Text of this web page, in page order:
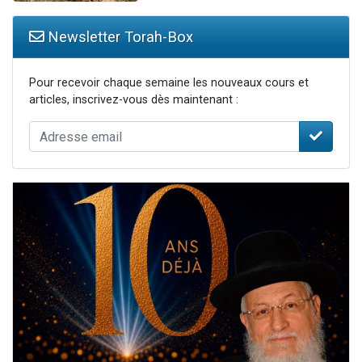
Newsletter Torah-Box
Pour recevoir chaque semaine les nouveaux cours et
articles, inscrivez-vous dès maintenant :